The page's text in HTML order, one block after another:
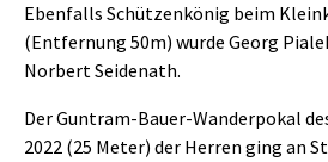
Ebenfalls Schützenkönig beim
(Entfernung 50m) wurde Georg
Norbert Seidenath.
Der Guntram-Bauer-Wanderpokal
2022 (25 Meter) der Herren ging an